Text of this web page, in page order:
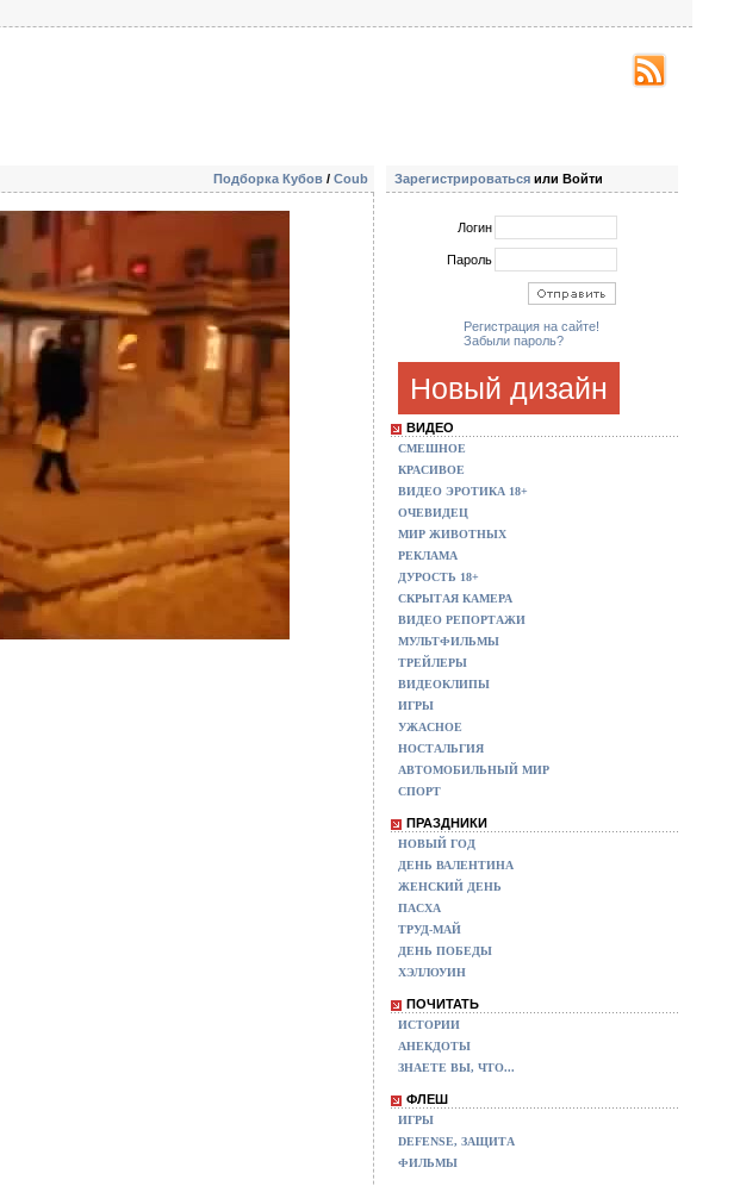
Подборка Кубов / Coub Зарегистрироваться или Войти
Логин
Пароль
Регистрация на сайте!
Забыли пароль?
Новый дизайн
ВИДЕО
СМЕШНОЕ
КРАСИВОЕ
ВИДЕО ЭРОТИКА 18+
ОЧЕВИДЕЦ
МИР ЖИВОТНЫХ
РЕКЛАМА
ДУРОСТЬ 18+
СКРЫТАЯ КАМЕРА
ВИДЕО РЕПОРТАЖИ
МУЛЬТФИЛЬМЫ
ТРЕЙЛЕРЫ
ВИДЕОКЛИПЫ
ИГРЫ
УЖАСНОЕ
НОСТАЛЬГИЯ
АВТОМОБИЛЬНЫЙ МИР
СПОРТ
ПРАЗДНИКИ
НОВЫЙ ГОД
ДЕНЬ ВАЛЕНТИНА
ЖЕНСКИЙ ДЕНЬ
ПАСХА
ТРУД-МАЙ
ДЕНЬ ПОБЕДЫ
ХЭЛЛОУИН
ПОЧИТАТЬ
ИСТОРИИ
АНЕКДОТЫ
ЗНАЕТЕ ВЫ, ЧТО...
ФЛЕШ
ИГРЫ
DEFENSE, ЗАЩИТА
ФИЛЬМЫ